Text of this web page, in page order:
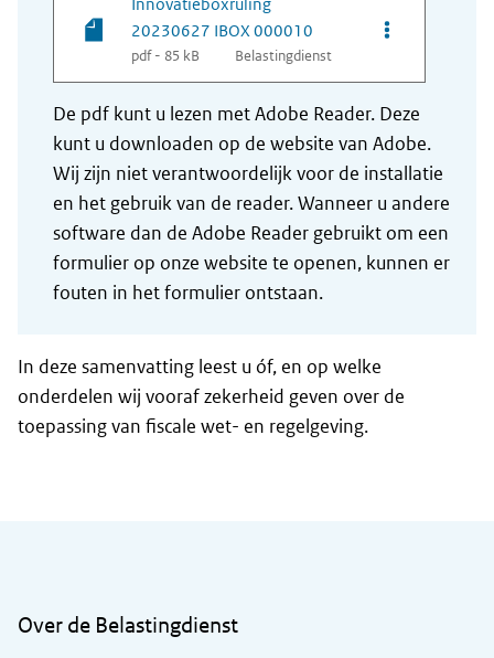
20230627 IBOX 000010
pdf - 85 kB Belastingdienst
Opties van
De pdf kunt u lezen met Adobe Reader. Deze
kunt u downloaden op de website van Adobe.
Wij zijn niet verantwoordelijk voor de installatie
en het gebruik van de reader. Wanneer u andere
software dan de Adobe Reader gebruikt om een
formulier op onze website te openen, kunnen er
fouten in het formulier ontstaan.
In deze samenvatting leest u óf, en op welke
onderdelen wij vooraf zekerheid geven over de
toepassing van fiscale wet- en regelgeving.
Over de Belastingdienst